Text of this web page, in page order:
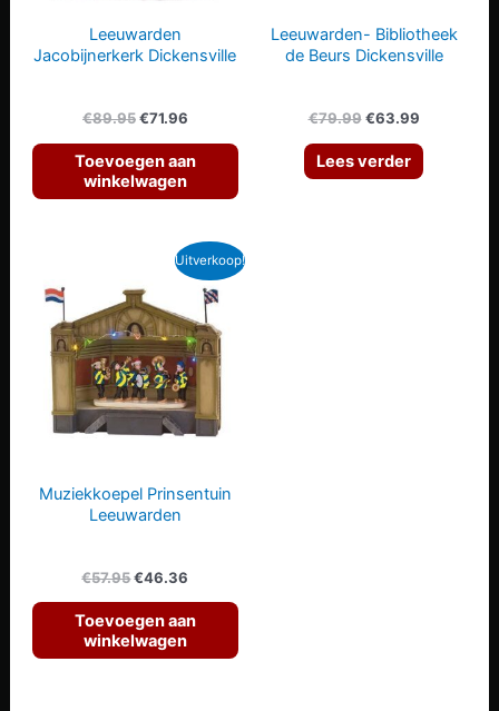
Leeuwarden
Jacobijnerkerk Dickensville
€89.95Oorspronkelijke
was:
€89.95.
€71.96Huidige
is:
Toevoegen aan
winkelwagen
Leeuwarden- Bibliotheek
de Beurs Dickensville
€79.99 Oorspronkelijke
was:
€79.99.
€63.99Huidige
is:
€63.99.
Lees verder
Uitverkoop!
Muziekkoepel Prinsentuin
Leeuwarden
€57.95Oorspronkelijke
was:
€57.95.
€46.36
is:
Toevoegen aan
winkelwagen